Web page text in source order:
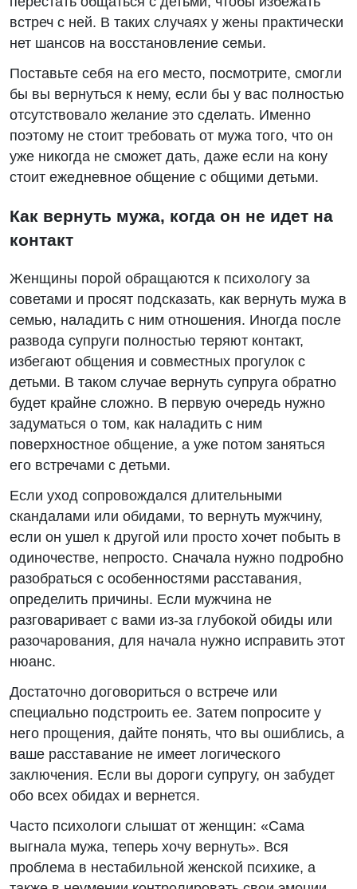
встреч с ней. В таких случаях у жены практически
нет шансов на восстановление семьи.
Поставьте себя на его место, посмотрите, смогли
бы вы вернуться к нему, если бы у вас полностью
отсутствовало желание это сделать. Именно
поэтому не стоит требовать от мужа того, что он
уже никогда не сможет дать, даже если на кону
стоит ежедневное общение с общими детьми.
Как вернуть мужа, когда он не идет на
контакт
Женщины порой обращаются к психологу за
советами и просят подсказать, как вернуть мужа в
семью, наладить с ним отношения. Иногда после
развода супруги полностью теряют контакт,
избегают общения и совместных прогулок с
детьми. В таком случае вернуть супруга обратно
будет крайне сложно. В первую очередь нужно
задуматься о том, как наладить с ним
поверхностное общение, а уже потом заняться
его встречами с детьми.
Если уход сопровождался длительными
скандалами или обидами, то вернуть мужчину,
если он ушел к другой или просто хочет побыть в
одиночестве, непросто. Сначала нужно подробно
разобраться с особенностями расставания,
определить причины. Если мужчина не
разговаривает с вами из-за глубокой обиды или
разочарования, для начала нужно исправить этот
нюанс.
Достаточно договориться о встрече или
специально подстроить ее. Затем попросите у
него прощения, дайте понять, что вы ошиблись, а
ваше расставание не имеет логического
заключения. Если вы дороги супругу, он забудет
обо всех обидах и вернется.
Часто психологи слышат от женщин: «Сама
выгнала мужа, теперь хочу вернуть». Вся
проблема в нестабильной женской психике, а